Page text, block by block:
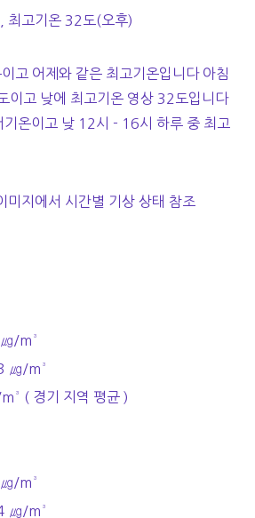
최고기온 32도(오후)
고 어제와 같은 최고기온입니다 아침
이고 낮에 최고기온 영상 32도입니다
기온이고 낮 12시 - 16시 하루 중 최고
미지에서 시간별 기상 상태 참조
/m³
㎍/m³
( 경기 지역 평균 )
/m³
㎍/m³